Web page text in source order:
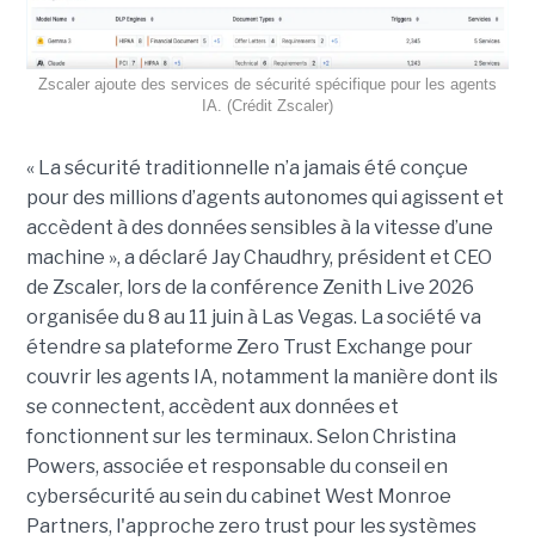
Zscaler ajoute des services de sécurité spécifique pour les agents
IA. (Crédit Zscaler)
« La sécurité traditionnelle n’a jamais été conçue
pour des millions d’agents autonomes qui agissent et
accèdent à des données sensibles à la vitesse d’une
machine », a déclaré Jay Chaudhry, président et CEO
de Zscaler, lors de la conférence Zenith Live 2026
organisée du 8 au 11 juin à Las Vegas. La société va
étendre sa plateforme Zero Trust Exchange pour
couvrir les agents IA, notamment la manière dont ils
se connectent, accèdent aux données et
fonctionnent sur les terminaux. Selon Christina
Powers, associée et responsable du conseil en
cybersécurité au sein du cabinet West Monroe
Partners, l'approche zero trust pour les systèmes